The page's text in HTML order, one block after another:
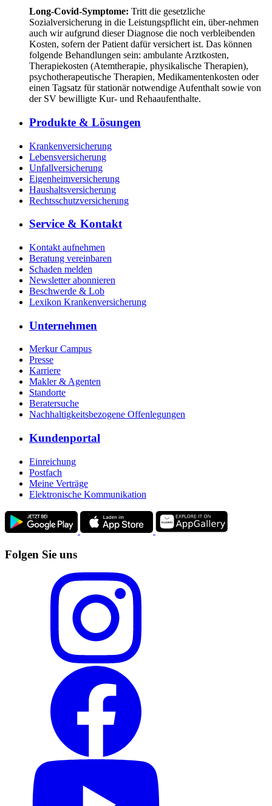
Long-Covid-Symptome: Tritt die gesetzliche
Sozialversicherung in die Leistungspflicht ein, über-nehmen
auch wir aufgrund dieser Diagnose die noch verbleibenden
Kosten, sofern der Patient dafür versichert ist. Das können
folgende Behandlungen sein: ambulante Arztkosten,
Therapiekosten (Atemtherapie, physikalische Therapien),
psychotherapeutische Therapien, Medikamentenkosten oder
einen Tagsatz für stationär notwendige Aufenthalt sowie von
der SV bewilligte Kur- und Rehaaufenthalte.
Produkte & Lösungen
Krankenversicherung
Lebensversicherung
Unfallversicherung
Eigenheimversicherung
Haushaltsversicherung
Rechtsschutzversicherung
Service & Kontakt
Kontakt aufnehmen
Beratung vereinbaren
Schaden melden
Newsletter abonnieren
Beschwerde & Lob
Lexikon Krankenversicherung
Unternehmen
Merkur Campus
Presse
Karriere
Makler & Agenten
Standorte
Beratersuche
Nachhaltigkeitsbezogene Offenlegungen
Kundenportal
Einreichung
Postfach
Meine Verträge
Elektronische Kommunikation
Folgen Sie uns